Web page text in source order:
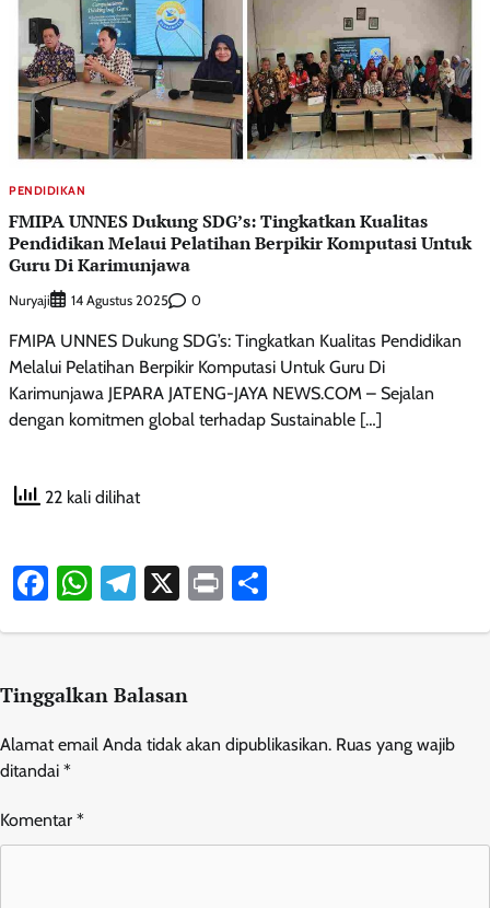
PENDIDIKAN
FMIPA UNNES Dukung SDG’s: Tingkatkan Kualitas
Pendidikan Melaui Pelatihan Berpikir Komputasi Untuk
Guru Di Karimunjawa
Nuryaji 14 Agustus 2025 0
FMIPA UNNES Dukung SDG’s: Tingkatkan Kualitas Pendidikan
Melalui Pelatihan Berpikir Komputasi Untuk Guru Di
Karimunjawa JEPARA JATENG-JAYA NEWS.COM – Sejalan
dengan komitmen global terhadap Sustainable […]
22 kali dilihat
Facebook
WhatsApp
Telegram
X Print
Tinggalkan Balasan
Alamat email Anda tidak akan dipublikasikan. Ruas yang wajib
ditandai *
Komentar *